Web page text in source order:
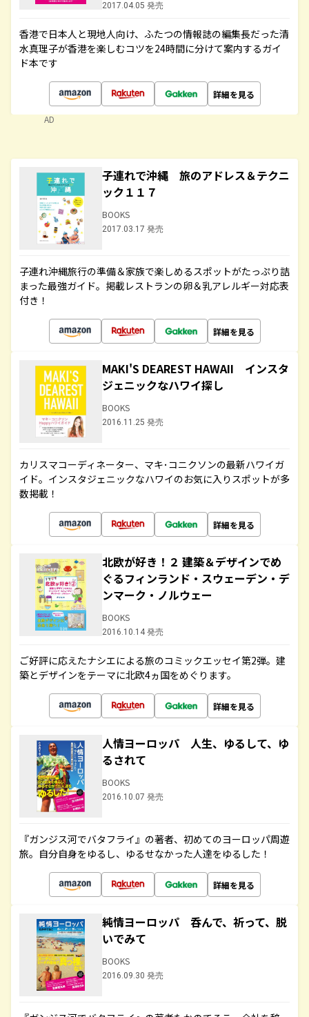
2017.04.05 発売
香港で日本人と現地人向け、ふたつの情報誌の編集長だった清
水真理子が香港を楽しむコツを24時間に分けて案内するガイ
ド本です
詳細を見る
AD
子連れで沖縄 旅のアドレス＆テクニ
ック１１７
BOOKS
2017.03.17 発売
子連れ沖縄旅行の準備＆家族で楽しめるスポットがたっぷり詰
まった最強ガイド。掲載レストランの卵＆乳アレルギー対応表
付き！
詳細を見る
MAKI'S DEAREST HAWAII インスタ
ジェニックなハワイ探し
BOOKS
2016.11.25 発売
カリスマコーディネーター、マキ･コニクソンの最新ハワイガ
イド。インスタジェニックなハワイのお気に入りスポットが多
数掲載！
詳細を見る
北欧が好き！２ 建築＆デザインでめ
ぐるフィンランド・スウェーデン・デ
ンマーク・ノルウェー
BOOKS
2016.10.14 発売
ご好評に応えたナシエによる旅のコミックエッセイ第2弾。建
築とデザインをテーマに北欧4ヵ国をめぐります。
詳細を見る
人情ヨーロッパ 人生、ゆるして、ゆ
るされて
BOOKS
2016.10.07 発売
『ガンジス河でバタフライ』の著者、初めてのヨーロッパ周遊
旅。自分自身をゆるし、ゆるせなかった人達をゆるした！
詳細を見る
純情ヨーロッパ 呑んで、祈って、脱
いでみて
BOOKS
2016.09.30 発売